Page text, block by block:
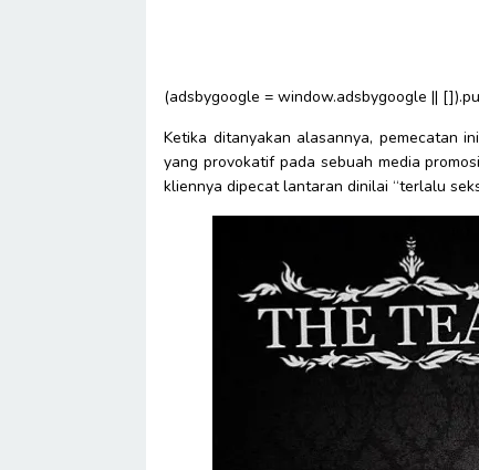
(adsbygoogle = window.adsbygoogle ||
Ketika ditanyakan alasannya, pemecatan
yang provokatif pada sebuah media
kliennya dipecat lantaran dinilai “terlalu